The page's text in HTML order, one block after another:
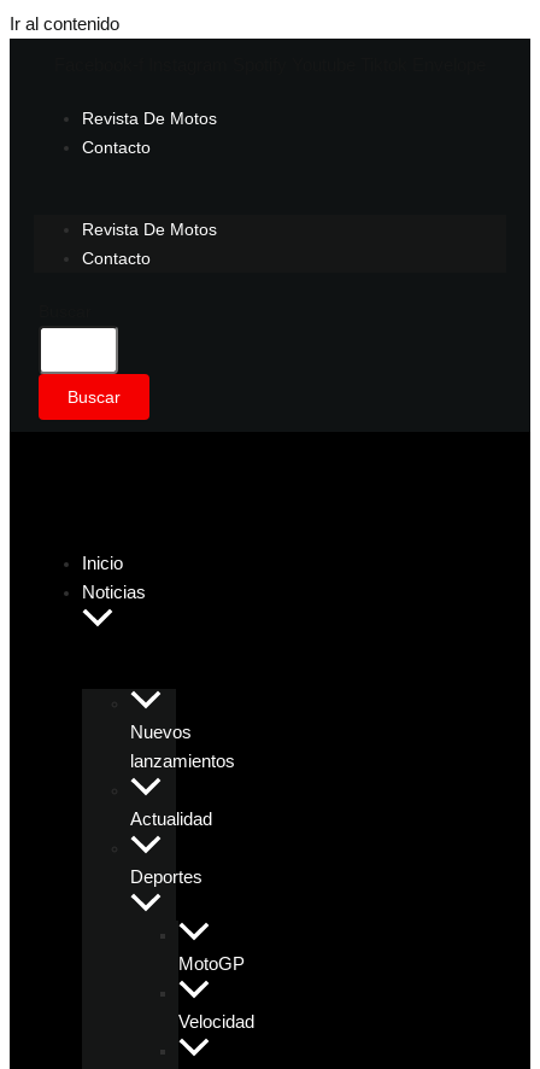
Ir al contenido
Revista De Motos
Contacto
Revista De Motos
Contacto
Buscar
Inicio
Noticias
Nuevos
lanzamientos
Actualidad
Deportes
MotoGP
Velocidad